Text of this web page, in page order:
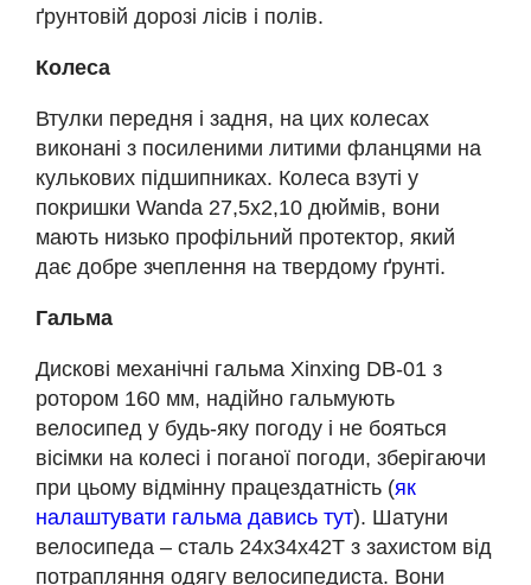
ґрунтовій дорозі лісів і полів.
Колеса
Втулки передня і задня, на цих колесах
виконані з посиленими литими фланцями на
кулькових підшипниках. Колеса взуті у
покришки Wanda 27,5х2,10 дюймів, вони
мають низько профільний протектор, який
дає добре зчеплення на твердому ґрунті.
Гальма
Дискові механічні гальма Xinxing DB-01 з
ротором 160 мм, надійно гальмують
велосипед у будь-яку погоду і не бояться
вісімки на колесі і поганої погоди, зберігаючи
при цьому відмінну працездатність (як
налаштувати гальма давись тут). Шатуни
велосипеда – сталь 24х34х42Т з захистом від
потрапляння одягу велосипедиста. Вони